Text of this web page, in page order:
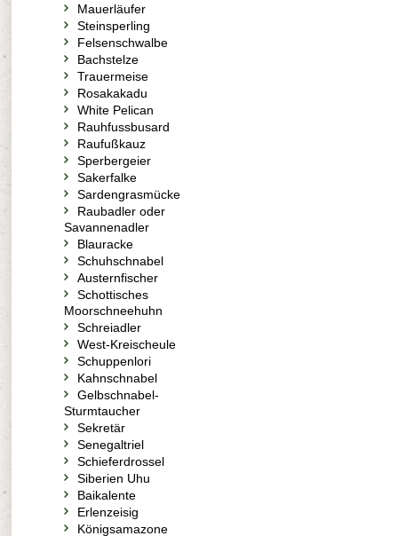
Mauerläufer
Steinsperling
Felsenschwalbe
Bachstelze
Trauermeise
Rosakakadu
White Pelican
Rauhfussbusard
Raufußkauz
Sperbergeier
Sakerfalke
Sardengrasmücke
Raubadler oder
Savannenadler
Blauracke
Schuhschnabel
Austernfischer
Schottisches
Moorschneehuhn
Schreiadler
West-Kreischeule
Schuppenlori
Kahnschnabel
Gelbschnabel-
Sturmtaucher
Sekretär
Senegaltriel
Schieferdrossel
Siberien Uhu
Baikalente
Erlenzeisig
Königsamazone